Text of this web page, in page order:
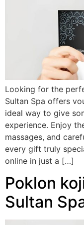
Looking for the
Sultan Spa offers
ideal way to give
experience. Enjoy
massages, and
every gift truly
online in just a […]
Poklon
Sultan